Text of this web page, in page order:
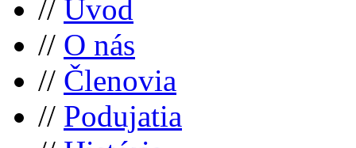
// Úvod
// O nás
// Členovia
// Podujatia